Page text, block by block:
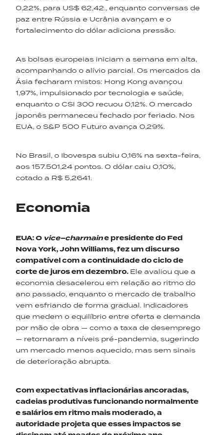
0,22%, para US$ 62,42., enquanto conversas de
paz entre Rússia e Ucrânia avançam e o
fortalecimento do dólar adiciona pressão.
As bolsas europeias iniciam a semana em alta,
acompanhando o alívio parcial. Os mercados da
Ásia fecharam mistos: Hong Kong avançou
1,97%, impulsionado por tecnologia e saúde,
enquanto o CSI 300 recuou 0,12%. O mercado
japonês permaneceu fechado por feriado. Nos
EUA, o S&P 500 Futuro avança 0,29%.
No Brasil, o Ibovespa subiu 0,16% na sexta-feira,
aos 157.501,24 pontos. O dólar caiu 0,10%,
cotado a R$ 5,2641.
Economia
EUA:O vice–charmaine presidente do Fed
Nova York, John Williams, fez um discurso
compatível com a continuidade do ciclo de
corte de juros em dezembro. Ele avaliou que a
economia desacelerou em relação ao ritmo do
ano passado, enquanto o mercado de trabalho
vem esfriando de forma gradual. Indicadores
que medem o equilíbrio entre oferta e demanda
por mão de obra — como a taxa de desemprego
— retornaram a níveis pré-pandemia, sugerindo
um mercado menos aquecido, mas sem sinais
de deterioração abrupta.
Com expectativas inflacionárias ancoradas,
cadeias produtivas funcionando normalmente
e salários em ritmo mais moderado, a
autoridade projeta que esses impactos se